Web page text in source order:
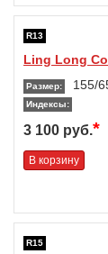
R13
Ling Long
Размер: 155/
Индексы:
3 100 руб.*
В корзину
R15